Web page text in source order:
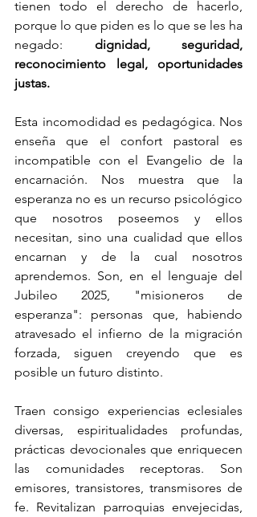
tienen todo el derecho de hacerlo,
porque lo que piden es lo que se les ha
negado: dignidad, seguridad,
reconocimiento legal, oportunidades
justas.
Esta incomodidad es pedagógica. Nos
enseña que el confort pastoral es
incompatible con el Evangelio de la
encarnación. Nos muestra que la
esperanza no es un recurso psicológico
que nosotros poseemos y ellos
necesitan, sino una cualidad que ellos
encarnan y de la cual nosotros
aprendemos. Son, en el lenguaje del
Jubileo 2025, "misioneros de
esperanza": personas que, habiendo
atravesado el infierno de la migración
forzada, siguen creyendo que es
posible un futuro distinto.
Traen consigo experiencias eclesiales
diversas, espiritualidades profundas,
prácticas devocionales que enriquecen
las comunidades receptoras. Son
emisores, transistores, transmisores de
fe. Revitalizan parroquias envejecidas,